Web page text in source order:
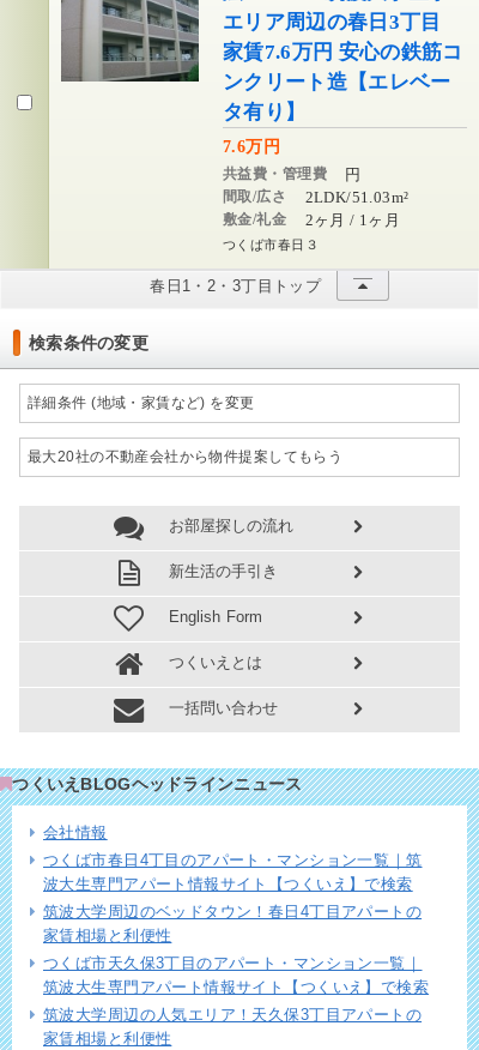
エリア周辺の春日3丁目
家賃7.6万円 安心の鉄筋コ
ンクリート造【エレベー
タ有り】
7.6万円
共益費・管理費 円
間取/広さ 2LDK/51.03m²
敷金/礼金 2ヶ月 / 1ヶ月
つくば市春日３
春日1・2・3丁目トップ
検索条件の変更
詳細条件 (地域・家賃など) を変更
最大20社の不動産会社から物件提案してもらう
お部屋探しの流れ
新生活の手引き
English Form
つくいえとは
一括問い合わせ
つくいえBLOGヘッドラインニュース
会社情報
つくば市春日4丁目のアパート・マンション一覧｜筑
波大生専門アパート情報サイト【つくいえ】で検索
筑波大学周辺のベッドタウン！春日4丁目アパートの
家賃相場と利便性
つくば市天久保3丁目のアパート・マンション一覧｜
筑波大生専門アパート情報サイト【つくいえ】で検索
筑波大学周辺の人気エリア！天久保3丁目アパートの
家賃相場と利便性